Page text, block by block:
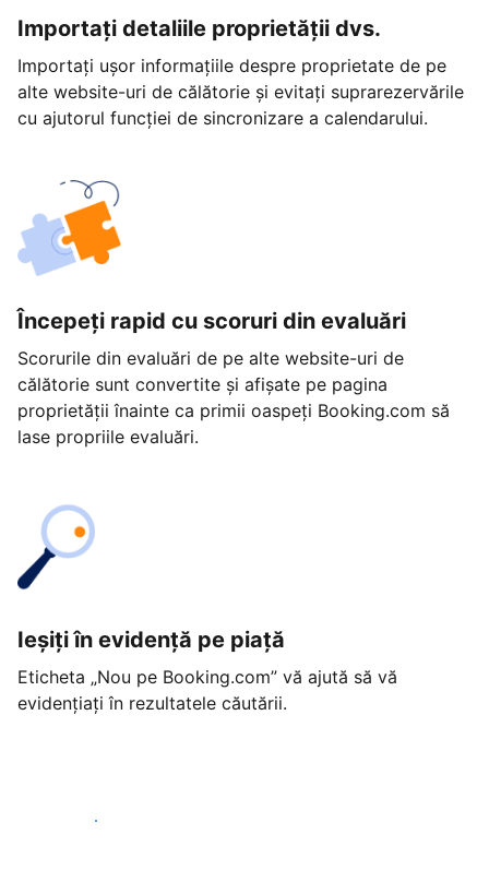
Importați detaliile proprietății dvs.
Importați ușor informațiile despre proprietate de pe
alte website-uri de călătorie și evitați suprarezervările
cu ajutorul funcției de sincronizare a calendarului.
Începeți rapid cu scoruri din evaluări
Scorurile din evaluări de pe alte website-uri de
călătorie sunt convertite și afișate pe pagina
proprietății înainte ca primii oaspeți Booking.com să
lase propriile evaluări.
Ieșiți în evidență pe piață
Eticheta „Nou pe Booking.com” vă ajută să vă
evidențiați în rezultatele căutării.
Începeți astăzi